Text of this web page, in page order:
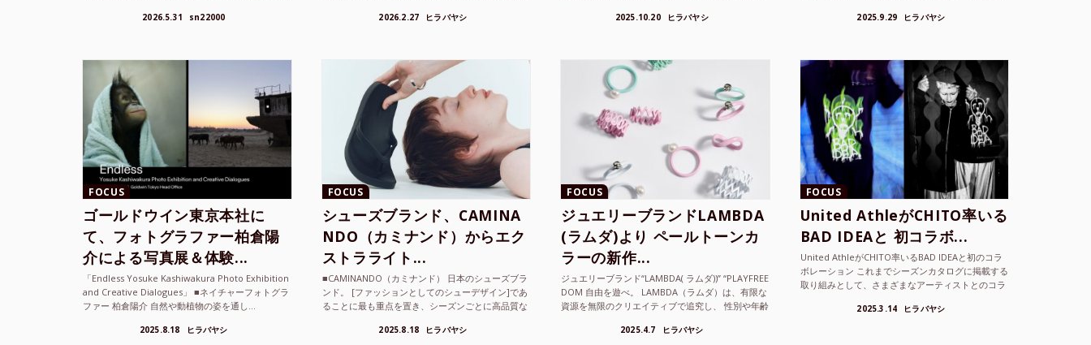
て、その街の空...2026.5.31 sn22000 2026.2.27 ヒラバヤシ 2025.10.20 ヒラバヤシ 2025.9.29 ヒラバヤシ
FOCUS
ゴールドウイン東京本社に
て、フォトグラファー柏倉陽
介による写真展＆体験...
「Endless Yosuke Kashiwakura Photo Exhibition
and Creative Dialogues」 ■ネイチャーフォトグラ
ファー 柏倉陽介 自然や動植物の姿を通し...
2025.8.18 ヒラバヤシ
FOCUS
シューズブランド、CAMINA
NDO（カミナンド）からエク
ストラライト...
■CAMINANDO（カミナンド） 日本のシューズブラ
ンド。 [ファッションとしてのシューデザイン]であ
ることに最も重点を置き、シーズンごとに高品質な
2025.8.18 ヒラバヤシ
FOCUS
ジュエリーブランドLAMBDA
(ラムダ)より ペールトーンカ
ラーの新作...
ジュエリーブランド“LAMBDA( ラムダ))” “PLAYFREE
DOM 自由を遊べ。 LAMBDA（ラムダ）は、有限な
資源を無限のクリエイティブで追究し、 性別や年齢
2025.4.7 ヒラバヤシ
FOCUS
United AthleがCHITO率いる
BAD IDEAと 初コラボ...
United AthleがCHITO率いるBAD IDEAと初のコラ
ボレーション これまでシーズンカタログに掲載する
取り組みとして、さまざまなアーティストとのコラ
2025.3.14 ヒラバヤシ